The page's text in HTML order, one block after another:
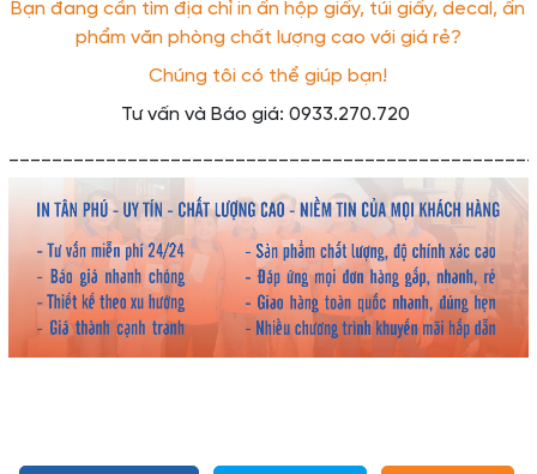
Bạn đang cần tìm địa chỉ in ấn hộp giấy, túi giấy, decal, ấn
phẩm văn phòng chất lượng cao với giá rẻ?
Chúng tôi có thể giúp bạn!
Tư vấn và Báo giá: 0933.270.720